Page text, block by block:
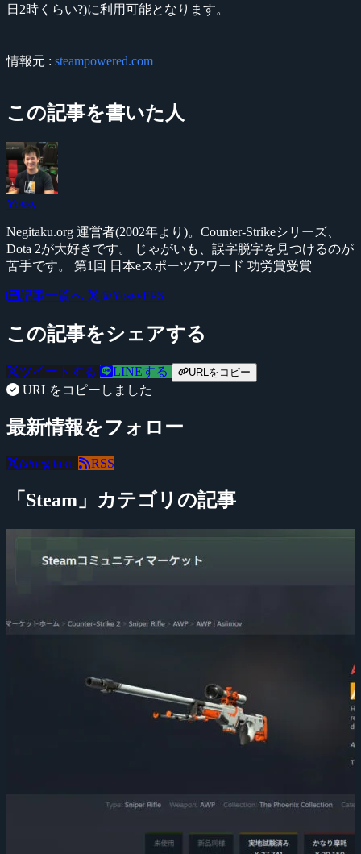
日2時くらい?)に利用可能となります。
情報元 : steampowered.com
この記事を書いた人
Yossy
Negitaku.org 運営者(2002年より)。Counter-Strikeシリーズ、
Dota 2が大好きです。 じゃがいも、誤字脱字を見つけるのが
苦手です。 第1回 日本eスポーツアワード 功労賞受賞
記事一覧へ @YossyFPS
この記事をシェアする
ツイートする LINEする URLをコピー
URLをコピーしました
最新情報をフォロー
@negitaku RSS
「Steam」カテゴリの記事